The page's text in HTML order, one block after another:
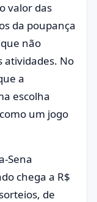
valor das
da poupança
não
atividades. No
a
escolha
um jogo
Sena
chega a R$
de